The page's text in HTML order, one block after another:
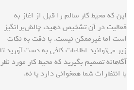
این که محیط کار سالم را قبل از اغاز به
فعالیت در آن تشخیص دهید، چالش‌برانگیز
است اما غیرممکن نیست. با دقت به نکات
زیر می‌توانید اطلاعات کافی به‌ دست آورید تا
آگاهانه تصمیم بگیرید که محیط کار مورد نظر
با انتظارات شما همخوانی دارد یا نه.